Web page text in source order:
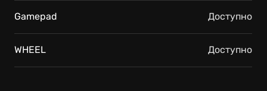
Gamepad Доступно
WHEEL Доступно